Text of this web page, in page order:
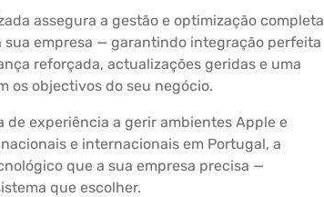
assegura a gestão e optimização completa
empresa — garantindo integração perfeita
reforçada, actualizações geridas e uma
os objectivos do seu negócio.
de experiência a gerir ambientes Apple e
e internacionais em Portugal, a
que a sua empresa precisa —
que escolher.